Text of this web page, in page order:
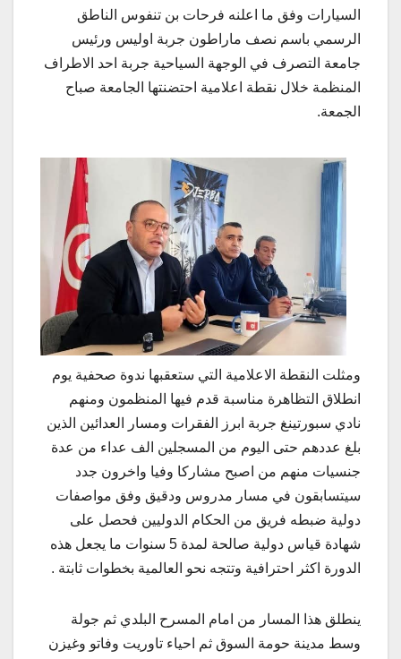
السيارات وفق ما اعلنه فرحات بن تنفوس الناطق
الرسمي باسم نصف ماراطون جربة اوليس ورئيس
جامعة التصرف في الوجهة السياحية جربة احد الاطراف
المنظمة خلال نقطة اعلامية احتضنتها الجامعة صباح
الجمعة.
ومثلت النقطة الاعلامية التي ستعقبها ندوة صحفية يوم
انطلاق التظاهرة مناسبة قدم فيها المنظمون ومنهم
نادي سبورتينغ جربة ابرز الفقرات ومسار العدائين الذين
بلغ عددهم حتى اليوم من المسجلين الف عداء من عدة
جنسيات منهم من اصبح مشاركا وفيا واخرون جدد
سيتسابقون في مسار مدروس ودقيق وفق مواصفات
دولية ضبطه فريق من الحكام الدوليين فحصل على
شهادة قياس دولية صالحة لمدة 5 سنوات ما يجعل هذه
الدورة اكثر احترافية وتتجه نحو العالمية بخطوات ثابتة .
ينطلق هذا المسار من امام المسرح البلدي ثم جولة
وسط مدينة حومة السوق ثم احياء تاوريت وفاتو وغيزن